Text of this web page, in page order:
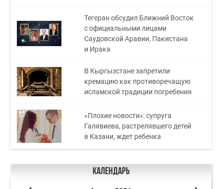
Тегеран обсудил Ближний Восток
с официальными лицами
Саудовской Аравии, Пакистана
и Ирака
В Кыргызстане запретили
кремацию как противоречащую
исламской традиции погребения
«Плохие новости»: супруга
Галявиева, растрелявшего детей
в Казани, ждет ребенка
Календарь